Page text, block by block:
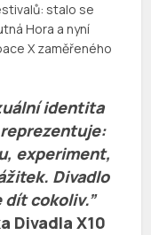
stalo se
Hora a nyní
X zaměřeného
identita
experiment,
Divadlo
dít cokoliv.”
Divadla X10